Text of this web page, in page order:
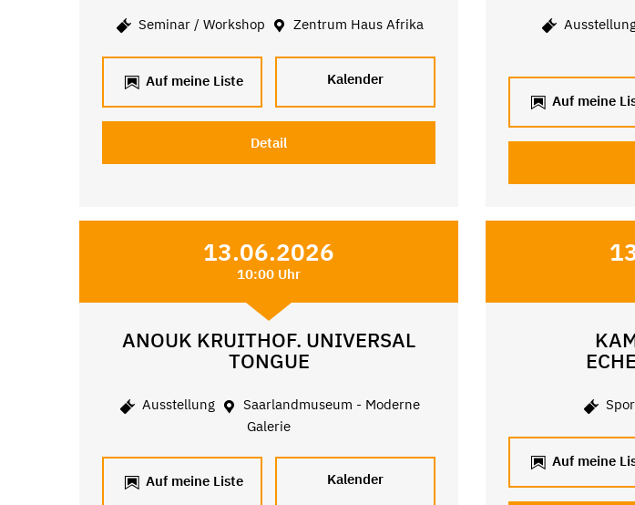
Seminar / Workshop Zentrum Haus Afrika
Auf meine Liste Kalender
Detail
Auf meine
13.06.2026
10:00 Uhr
ANOUK KRUITHOF. UNIVERSAL
TONGUE
Ausstellung
Saarlandmuseum - Moderne
Galerie
Auf meine Liste Kalender
Auf meine